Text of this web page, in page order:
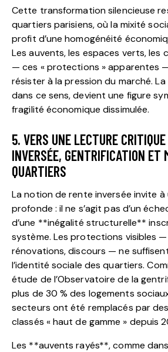
Cette transformation silencieuse
quartiers parisiens, où la mixité
profit d’une homogénéité
Les auvents, les espaces verts, les
— ces « protections » apparentes
résister à la pression du marché.
dans ce sens, devient une figure
fragilité économique dissimulée.
5. VERS UNE LECTURE
INVERSÉE, GENTRIFICATION ET
QUARTIERS
La notion de rente inversée invite
profonde : il ne s’agit pas d’un
d’une **inégalité structurelle**
système. Les protections visibles
rénovations, discours — ne
l’identité sociale des quartiers.
étude de l’Observatoire de la
plus de 30 % des logements
secteurs ont été remplacés par
classés « haut de gamme » depuis
Les **auvents rayés**, comme